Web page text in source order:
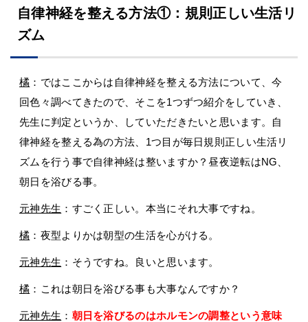
自律神経を整える方法①：規則正しい生活リ
ズム
橘 ：ではここからは自律神経を整える方法について、今
回色々調べてきたので、そこを1つずつ紹介をしていき、
先生に判定というか、していただきたいと思います。自
律神経を整える為の方法、1つ目が毎日規則正しい生活リ
ズムを行う事で自律神経は整いますか？昼夜逆転はNG、
朝日を浴びる事。
元神先生 ：すごく正しい。本当にそれ大事ですね。
橘 ：夜型よりかは朝型の生活を心がける。
元神先生 ：そうですね。良いと思います。
橘 ：これは朝日を浴びる事も大事なんですか？
元神先生 ： 朝日を浴びるのはホルモンの調整という意味